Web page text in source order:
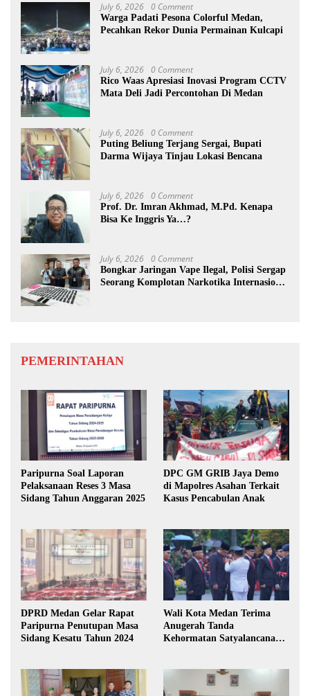
July 6, 2026 0 Comment
Warga Padati Pesona Colorful Medan,
Pecahkan Rekor Dunia Permainan Kulcapi
July 6, 2026 0 Comment
Rico Waas Apresiasi Inovasi Program CCTV
Mata Deli Jadi Percontohan Di Medan
July 6, 2026 0 Comment
Puting Beliung Terjang Sergai, Bupati
Darma Wijaya Tinjau Lokasi Bencana
July 6, 2026 0 Comment
Prof. Dr. Imran Akhmad, M.Pd. Kenapa
Bisa Ke Inggris Ya…?
July 6, 2026 0 Comment
Bongkar Jaringan Vape Ilegal, Polisi Sergap
Seorang Komplotan Narkotika Internasional
PEMERINTAHAN
Paripurna Soal Laporan
Pelaksanaan Reses 3 Masa
Sidang Tahun Anggaran 2025
DPC GM GRIB Jaya Demo
di Mapolres Asahan Terkait
Kasus Pencabulan Anak
DPRD Medan Gelar Rapat
Paripurna Penutupan Masa
Sidang Kesatu Tahun 2024
Wali Kota Medan Terima
Anugerah Tanda
Kehormatan Satyalancana